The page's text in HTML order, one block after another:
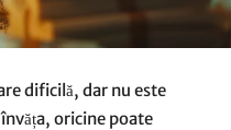
dificilă, dar nu este
oricine poate